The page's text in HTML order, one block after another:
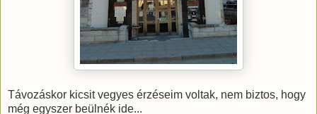
Távozáskor kicsit vegyes érzéseim voltak, nem biztos, hogy
még egyszer beülnék ide...